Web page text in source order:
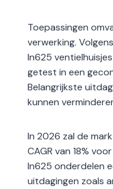
Toepassingen
verwerking.
In625
getest in een
Belangrijkste
kunnen
In 2026 zal de
CAGR van 18%
In625 onderdelen
uitdagingen zoals